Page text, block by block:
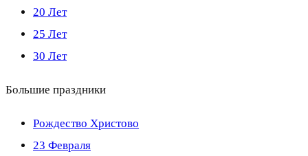
20 Лет
25 Лет
30 Лет
Большие праздники
Рождество Христово
23 Февраля